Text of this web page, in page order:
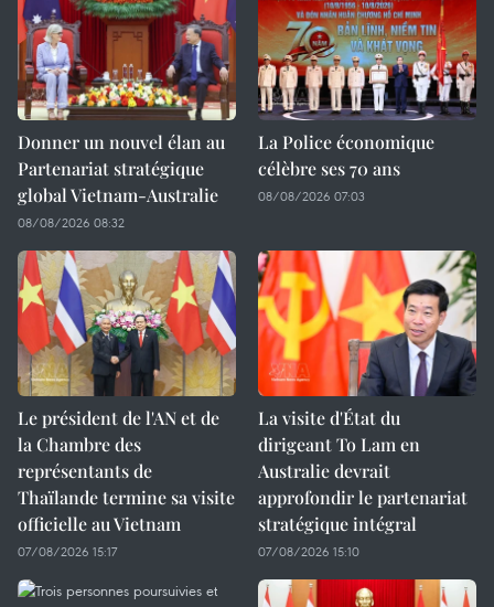
Donner un nouvel élan au
Partenariat stratégique
global Vietnam-Australie
08/08/2026 08:32
La Police économique
célèbre ses 70 ans
08/08/2026 07:03
Le président de l'AN et de
la Chambre des
représentants de
Thaïlande termine sa visite
officielle au Vietnam
07/08/2026 15:17
La visite d'État du
dirigeant To Lam en
Australie devrait
approfondir le partenariat
stratégique intégral
07/08/2026 15:10